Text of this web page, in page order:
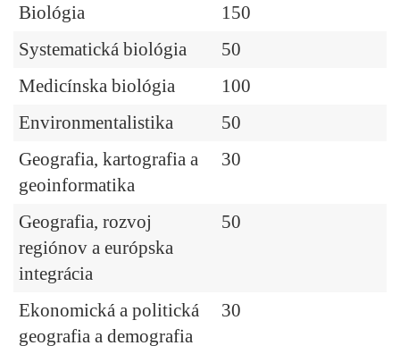
Biológia
150
Systematická biológia
50
Medicínska biológia
100
Environmentalistika
50
Geografia, kartografia a
geoinformatika
30
Geografia, rozvoj
regiónov a európska
integrácia
50
Ekonomická a politická
geografia a demografia
30